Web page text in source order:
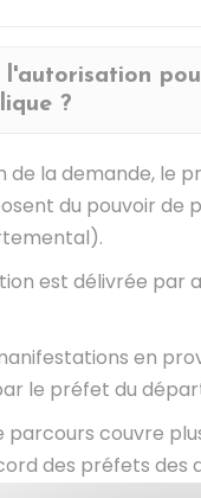
?
de la demande, le
du pouvoir de
est délivrée par
en
le préfet du
parcours couvre
des préfets des